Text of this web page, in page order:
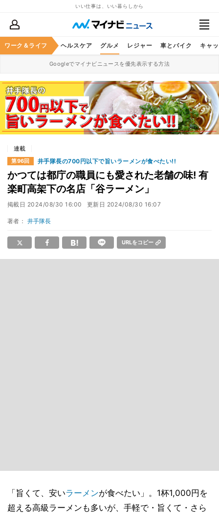
いい仕事は、いい暮らしから
ワーク＆ライフ
マネー 暮らし ヘルスケア グルメ レジャー 車とバイク キャ
Googleでマイナビニュースを優先表示する方法
連載
第96回 井手隊長の700円以下で旨いラーメンが食べたい!!
かつては都庁の職員にも愛された老舗の味! 有
楽町高架下の名店「谷ラーメン」
掲載日 2024/08/30 16:00 更新日 2024/08/30 16:07
著者： 井手隊長
URLをコピー
「旨くて、安いラーメンが食べたい」。1杯1,000円を
超える高級ラーメンも多いが、手軽で・旨くて・さら